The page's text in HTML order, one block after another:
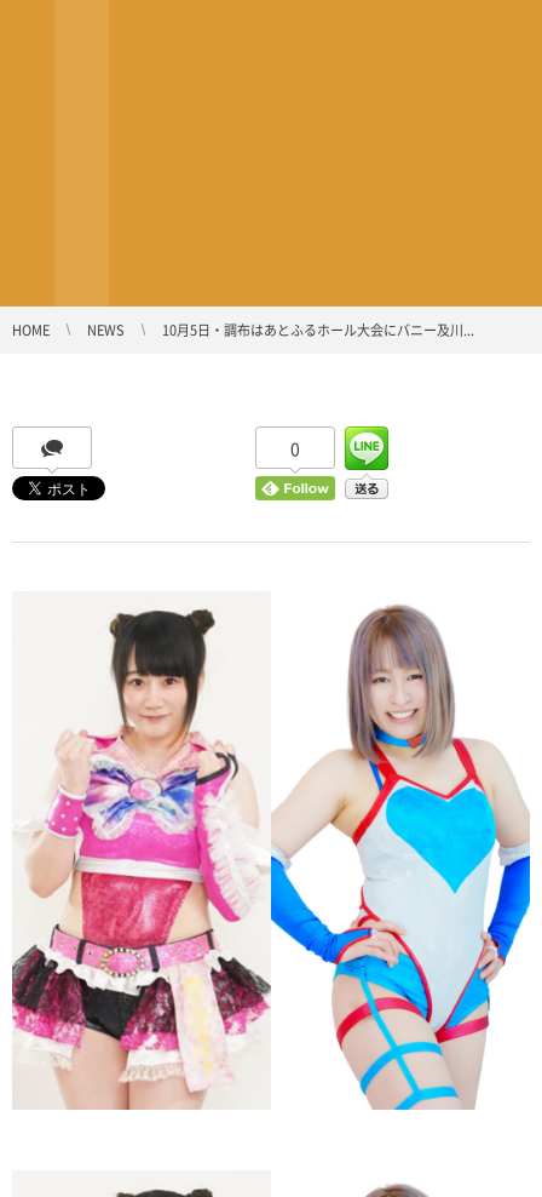
HOME NEWS 10月5日・調布はあとふるホール大会にバニー及川...
0